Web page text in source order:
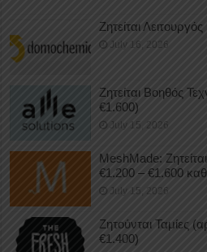
Ζητείται
July 16, 2026
Ζητείται Βοηθός
€1.600)
July 15, 2026
MeshMade:
€1.200 – €1.600
July 15, 2026
Ζητούνται Ταμίες
€1.400)